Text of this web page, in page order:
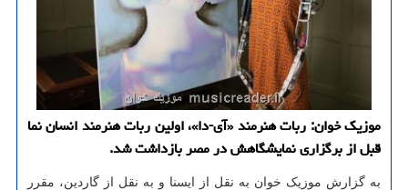
موزیک خوان: ربات هنرمند «آی-دا»، اولین ربات هنرمند انسان نما
قبل از برگزاری نمایشگاهش در مصر بازداشت شد.
به گزارش موزیک خوان به نقل از ایسنا و به نقل از گاردین، مقرر